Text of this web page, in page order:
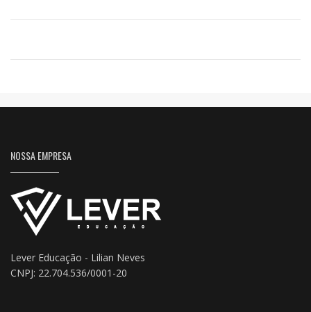
NOSSA EMPRESA
Lever Educação - Lilian Neves
CNPJ: 22.704.536/0001-20